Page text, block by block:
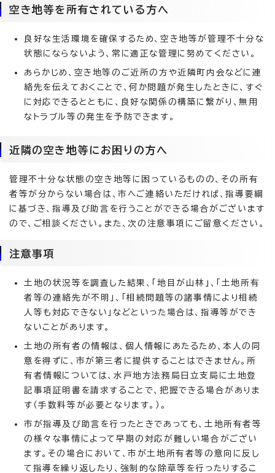
空き地等を所有されている方へ
良好な生活環境を確保するため、空き地等が管理不十分な
状態にならないよう、常に適正な管理に努めてください。
あらかじめ、空き地等のご近所の方や近隣町内会などに連
絡先を伝えておくことで、何か問題が発生したときに、すぐ
に対応できるとともに、良好な関係の構築に繋がり、無用
なトラブル等の発生を予防できます。
近隣の空き地等にお困りの方へ
管理不十分な状態の空き地等に困っているものの、その所有
者等が分からない場合は、市へご連絡いただければ、指導要綱
に基づき、指導及び助言を行うことができる場合がございます
ので、ご相談ください。また、次の注意事項にご留意ください。
注意事項
土地の状況等を調査した結果、「地目が山林」、「土地所有
者等の連絡先が不明」、「相続問題等の諸事情により相続
人等も対応できない」などといった場合は、指導等ができ
ないことがあります。
土地の所有者の情報は、個人情報にあたるため、本人の同
意を得ずに、市が第三者に提供することはできません。所
有者情報については、水戸地方法務局日立支局に土地登
記事項証明書を請求することで、把握できる場合がありま
す（手数料等が必要となります。）。
市が指導及び助言を行ったときであっても、土地所有者等
の様々な事情によって早期の対応が難しい場合がござい
ます。その場合において、市が土地所有者等の意向に反し
て指導を繰り返したり、強制的な除草等を行ったりするこ